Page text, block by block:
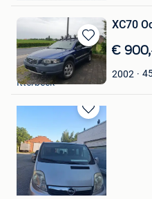
Bewaren
in
Mijn
Favorieten
XC70
€
2002
Marnix
Itterbeek
Bewaren
in
Mijn
Favorieten
marnix
Bavikhove